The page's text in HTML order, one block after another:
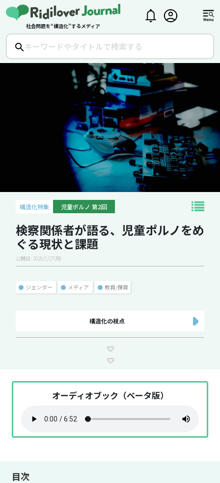
社会問題を“構造化”するメディア
構造化特集 児童ポルノ 第2回
検察関係者が語る、児童ポルノをめ
ぐる現状と課題
公開日: 2020/1/27(月)
● ジェンダー ● メディア ● 教育/保育
構造化の視点
オーディオブック（ベータ版）
目次